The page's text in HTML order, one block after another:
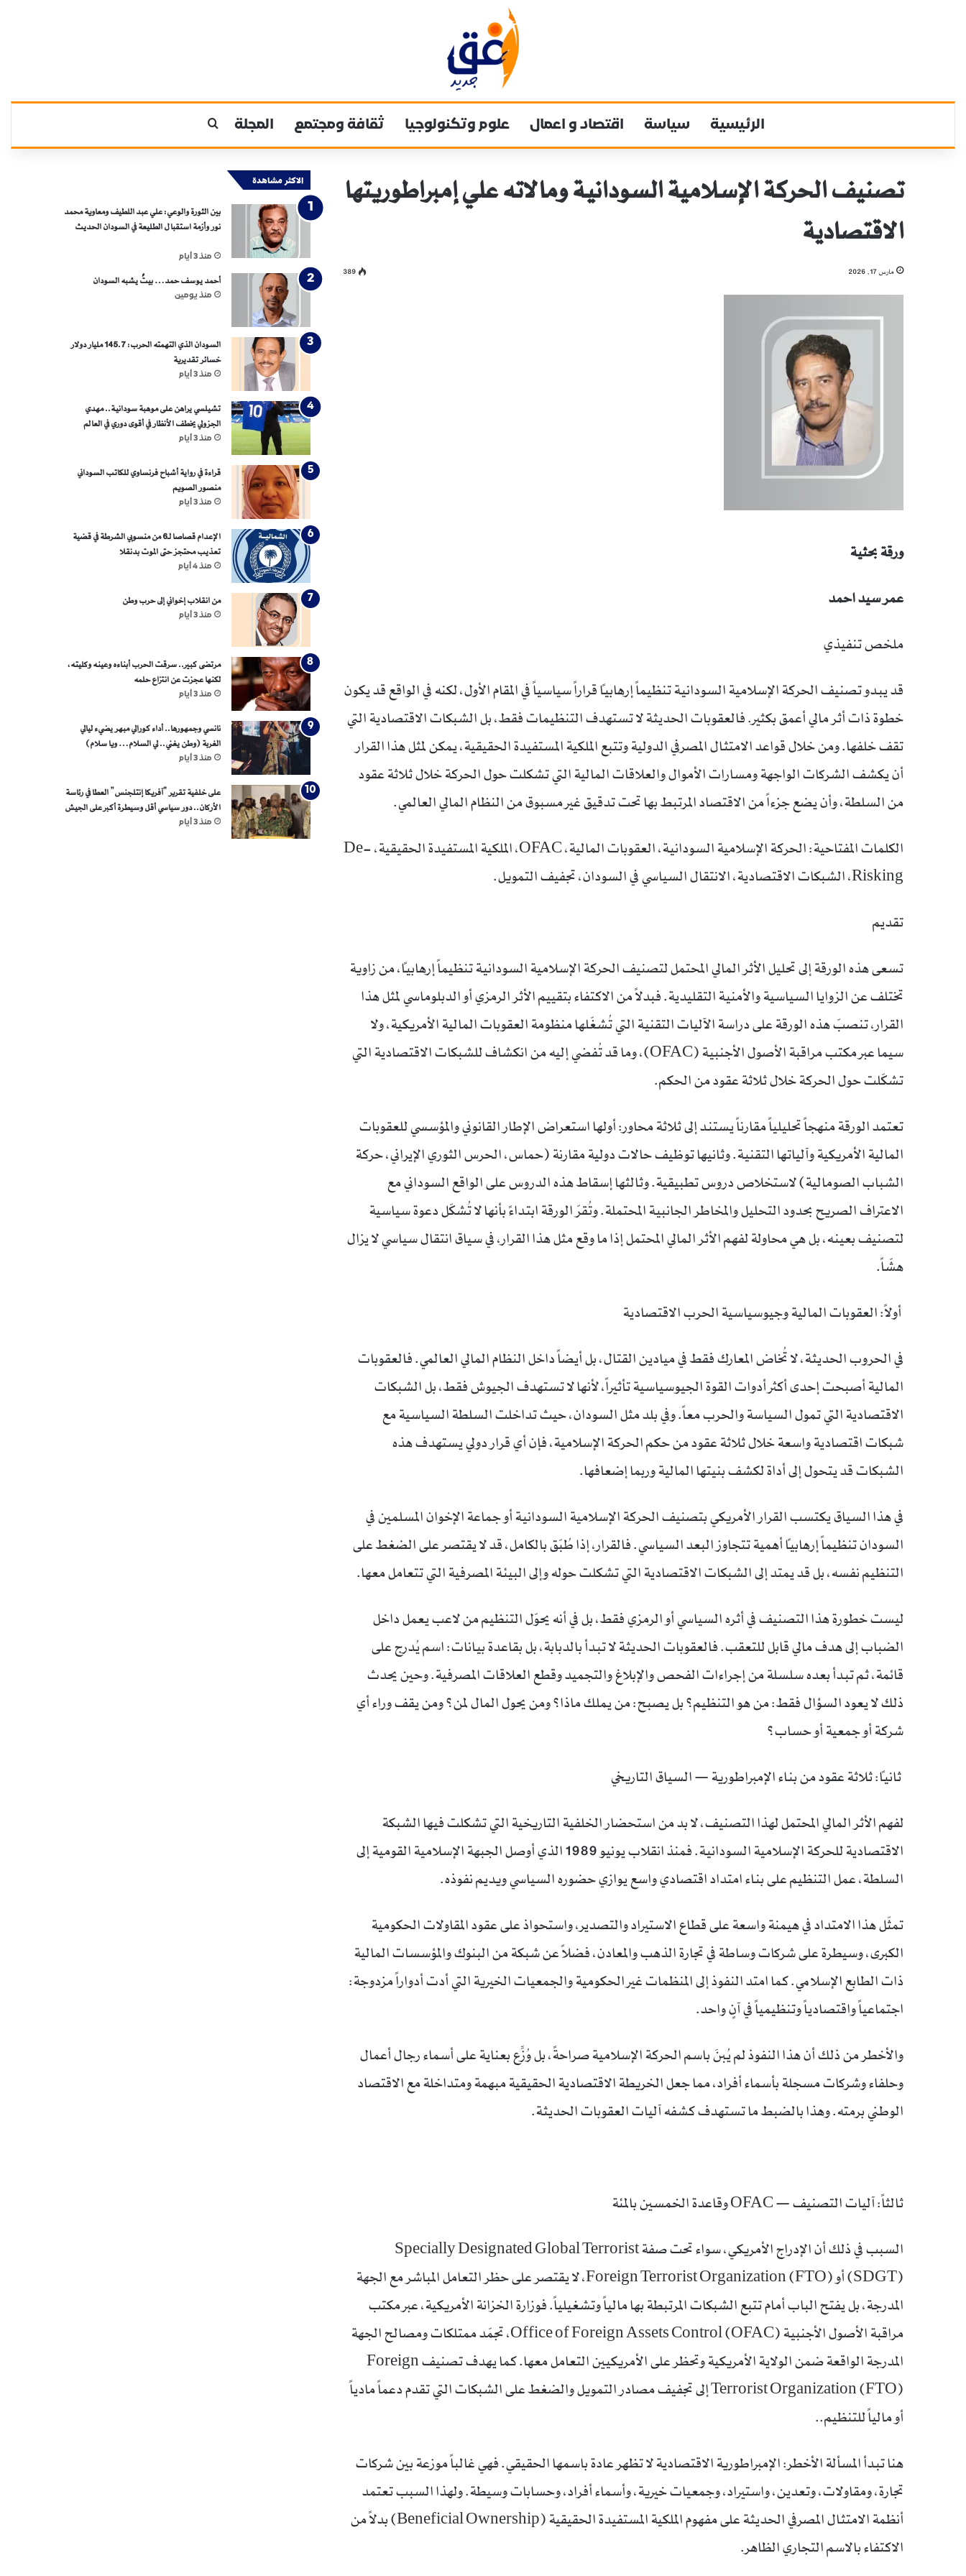
الرئيسية سياسة اقتصاد و اعمال علوم وتكنولوجيا ثقافة ومجتمع المجلة
تصنيف الحركة الإسلامية السودانية ومالاته علي إمبراطوريتها
الاقتصادية
مارس 17, 2026 389
ورقة بحثية
عمر سيد احمد
ملخص تنفيذي
قد يبدو تصنيف الحركة الإسلامية السودانية تنظيماً إرهابياً قراراً سياسياً في المقام الأول، لكنه في الواقع قد يكون
خطوة ذات أثر مالي أعمق بكثير. فالعقوبات الحديثة لا تستهدف التنظيمات فقط، بل الشبكات الاقتصادية التي
تقف خلفها. ومن خلال قواعد الامتثال المصرفي الدولية وتتبع الملكية المستفيدة الحقيقية، يمكن لمثل هذا القرار
أن يكشف الشركات الواجهة ومسارات الأموال والعلاقات المالية التي تشكلت حول الحركة خلال ثلاثة عقود
من السلطة، وأن يضع جزءاً من الاقتصاد المرتبط بها تحت تدقيق غير مسبوق من النظام المالي العالمي.
الكلمات المفتاحية: الحركة الإسلامية السودانية، العقوبات المالية، OFAC، الملكية المستفيدة الحقيقية، De-
Risking، الشبكات الاقتصادية، الانتقال السياسي في السودان، تجفيف التمويل.
تقديم
تسعى هذه الورقة إلى تحليل الأثر المالي المحتمل لتصنيف الحركة الإسلامية السودانية تنظيماً إرهابياً، من زاوية
تختلف عن الزوايا السياسية والأمنية التقليدية. فبدلاً من الاكتفاء بتقييم الأثر الرمزي أو الدبلوماسي لمثل هذا
القرار، تنصبّ هذه الورقة على دراسة الآليات التقنية التي تُشغّلها منظومة العقوبات المالية الأمريكية، ولا
سيما عبر مكتب مراقبة الأصول الأجنبية (OFAC)، وما قد تُفضي إليه من انكشاف للشبكات الاقتصادية التي
تشكّلت حول الحركة خلال ثلاثة عقود من الحكم.
تعتمد الورقة منهجاً تحليلياً مقارناً يستند إلى ثلاثة محاور: أولها استعراض الإطار القانوني والمؤسسي للعقوبات
المالية الأمريكية وآلياتها التقنية. وثانيها توظيف حالات دولية مقارنة (حماس، الحرس الثوري الإيراني، حركة
الشباب الصومالية) لاستخلاص دروس تطبيقية. وثالثها إسقاط هذه الدروس على الواقع السوداني مع
الاعتراف الصريح بحدود التحليل والمخاطر الجانبية المحتملة. وتُقرّ الورقة ابتداءً بأنها لا تُشكّل دعوة سياسية
لتصنيف بعينه، بل هي محاولة لفهم الأثر المالي المحتمل إذا ما وقع مثل هذا القرار، في سياق انتقال سياسي لا يزال
هشّاً.
أولاً: العقوبات المالية وجيوسياسية الحرب الاقتصادية
في الحروب الحديثة، لا تُخاض المعارك فقط في ميادين القتال، بل أيضاً داخل النظام المالي العالمي. فالعقوبات
المالية أصبحت إحدى أكثر أدوات القوة الجيوسياسية تأثيراً، لأنها لا تستهدف الجيوش فقط، بل الشبكات
الاقتصادية التي تمول السياسة والحرب معاً. وفي بلد مثل السودان، حيث تداخلت السلطة السياسية مع
شبكات اقتصادية واسعة خلال ثلاثة عقود من حكم الحركة الإسلامية، فإن أي قرار دولي يستهدف هذه
الشبكات قد يتحول إلى أداة لكشف بنيتها المالية وربما إضعافها.
في هذا السياق يكتسب القرار الأمريكي بتصنيف الحركة الإسلامية السودانية أو جماعة الإخوان المسلمين في
السودان تنظيماً إرهابياً أهمية تتجاوز البعد السياسي. فالقرار، إذا طُبّق بالكامل، قد لا يقتصر على الضغط على
التنظيم نفسه، بل قد يمتد إلى الشبكات الاقتصادية التي تشكلت حوله وإلى البيئة المصرفية التي تتعامل معها.
ليست خطورة هذا التصنيف في أثره السياسي أو الرمزي فقط، بل في أنه يحوّل التنظيم من لاعب يعمل داخل
الضباب إلى هدف مالي قابل للتعقب. فالعقوبات الحديثة لا تبدأ بالدبابة، بل بقاعدة بيانات: اسم يُدرج على
قائمة، ثم تبدأ بعده سلسلة من إجراءات الفحص والإبلاغ والتجميد وقطع العلاقات المصرفية. وحين يحدث
ذلك لا يعود السؤال فقط: من هو التنظيم؟ بل يصبح: من يملك ماذا؟ ومن يحول المال لمن؟ ومن يقف وراء أي
شركة أو جمعية أو حساب؟
ثانياً: ثلاثة عقود من بناء الإمبراطورية — السياق التاريخي
لفهم الأثر المالي المحتمل لهذا التصنيف، لا بد من استحضار الخلفية التاريخية التي تشكلت فيها الشبكة
الاقتصادية للحركة الإسلامية السودانية. فمنذ انقلاب يونيو 1989 الذي أوصل الجبهة الإسلامية القومية إلى
السلطة، عمل التنظيم على بناء امتداد اقتصادي واسع يوازي حضوره السياسي ويديم نفوذه.
تمثّل هذا الامتداد في هيمنة واسعة على قطاع الاستيراد والتصدير، واستحواذ على عقود المقاولات الحكومية
الكبرى، وسيطرة على شركات وساطة في تجارة الذهب والمعادن، فضلاً عن شبكة من البنوك والمؤسسات المالية
ذات الطابع الإسلامي. كما امتد النفوذ إلى المنظمات غير الحكومية والجمعيات الخيرية التي أدت أدواراً مزدوجة:
اجتماعياً واقتصادياً وتنظيمياً في آنٍ واحد.
والأخطر من ذلك أن هذا النفوذ لم يُبنَ باسم الحركة الإسلامية صراحةً، بل وُزِّع بعناية على أسماء رجال أعمال
وحلفاء وشركات مسجلة بأسماء أفراد، مما جعل الخريطة الاقتصادية الحقيقية مبهمة ومتداخلة مع الاقتصاد
الوطني برمته. وهذا بالضبط ما تستهدف كشفه آليات العقوبات الحديثة.
ثالثاً: آليات التصنيف — OFAC وقاعدة الخمسين بالمئة
السبب في ذلك أن الإدراج الأمريكي، سواء تحت صفة Specially Designated Global Terrorist
(SDGT) أو Foreign Terrorist Organization (FTO)، لا يقتصر على حظر التعامل المباشر مع الجهة
المدرجة، بل يفتح الباب أمام تتبع الشبكات المرتبطة بها مالياً وتشغيلياً. فوزارة الخزانة الأمريكية، عبر مكتب
مراقبة الأصول الأجنبية Office of Foreign Assets Control (OFAC)، تجمّد ممتلكات ومصالح الجهة
المدرجة الواقعة ضمن الولاية الأمريكية وتحظر على الأمريكيين التعامل معها. كما يهدف تصنيف Foreign
Terrorist Organization (FTO) إلى تجفيف مصادر التمويل والضغط على الشبكات التي تقدم دعماً مادياً
أو مالياً للتنظيم..
هنا تبدأ المسألة الأخطر: الإمبراطورية الاقتصادية لا تظهر عادة باسمها الحقيقي. فهي غالباً موزعة بين شركات
تجارة، ومقاولات، وتعدين، واستيراد، وجمعيات خيرية، وأسماء أفراد، وحسابات وسيطة. ولهذا السبب تعتمد
أنظمة الامتثال المصرفي الحديثة على مفهوم الملكية المستفيدة الحقيقية (Beneficial Ownership) بدلاً من
الاكتفاء بالاسم التجاري الظاهر.
الاكثر مشاهدة
بين الثورة والوعي: علي عبد اللطيف ومعاوية محمد
نور وأزمة استقبال الطليعة في السودان الحديث
منذ 3 أيام
أحمد يوسف حمد… بيتٌ يشبه السودان
منذ يومين
السودان الذي التهمته الحرب: 145.7 مليار دولار
خسائر تقديرية
منذ 3 أيام
تشيلسي يراهن على موهبة سودانية.. مهدي
الجزولي يخطف الأنظار في أقوى دوري في العالم
منذ 3 أيام
قراءة في رواية أشباح فرنساوي للكاتب السوداني
منصور الصويم
منذ 3 أيام
الإعدام قصاصا لـ6 من منسوبي الشرطة في قضية
تعذيب محتجز حتى الموت بدنقلا
منذ 4 أيام
من انقلاب إخواني إلى حرب وطن
منذ 3 أيام
مرتضى كبير.. سرقت الحرب أبناءه وعينه وكليته،
لكنها عجزت عن انتزاع حلمه
منذ 3 أيام
نانسي وجمهورها.. أداء كورالي مبهر يضيء ليالي
الغربة (وطن يغني.. لي السلام… ويا سلام)
منذ 3 أيام
على خلفية تقرير “آفريكا إنتلجنس” العطا في رئاسة
الأركان.. دور سياسي أقل وسيطرة أكبر على الجيش
منذ 3 أيام